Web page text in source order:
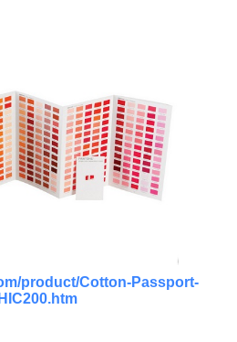
product/Cotton-Passport-